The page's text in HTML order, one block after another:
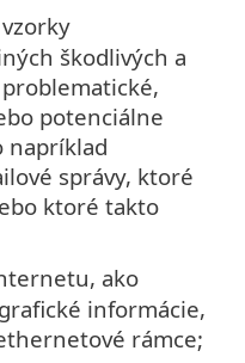
škodlivých a
potenciálne
napríklad
správy, ktoré
ktoré takto
ako
informácie,
rámce;